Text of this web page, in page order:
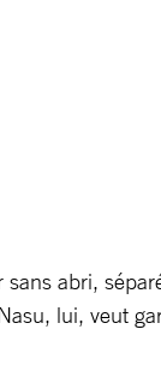
abri,
lui, veut